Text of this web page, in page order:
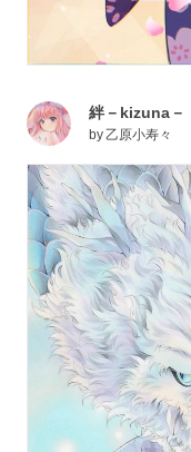
絆－kizuna－
by乙原小寿々